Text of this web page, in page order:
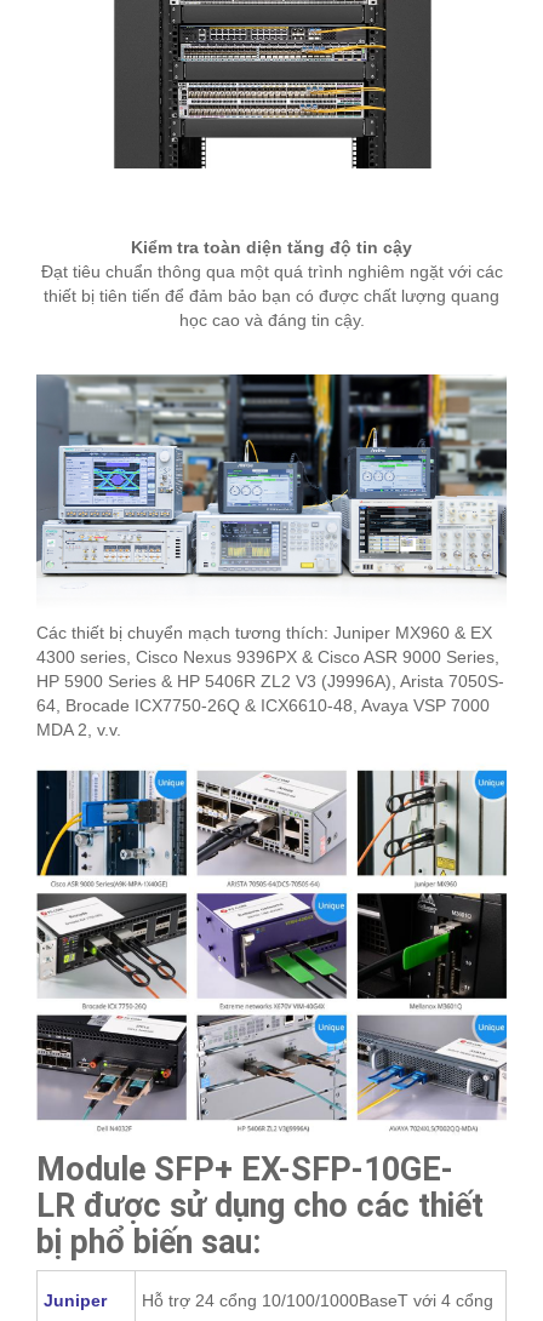
Kiểm tra toàn diện tăng độ tin cậy
Đạt tiêu chuẩn thông qua một quá trình nghiêm ngặt với các
thiết bị tiên tiến để đảm bảo bạn có được chất lượng quang
học cao và đáng tin cậy.
Các thiết bị chuyển mạch tương thích: Juniper MX960 & EX
4300 series, Cisco Nexus 9396PX & Cisco ASR 9000 Series,
HP 5900 Series & HP 5406R ZL2 V3 (J9996A), Arista 7050S-
64, Brocade ICX7750-26Q & ICX6610-48, Avaya VSP 7000
MDA 2, v.v.
Module SFP+ EX-SFP-10GE-
LR được sử dụng cho các thiết
bị phổ biến sau:
Juniper
Hỗ trợ 24 cổng 10/100/1000BaseT với 4 cổng